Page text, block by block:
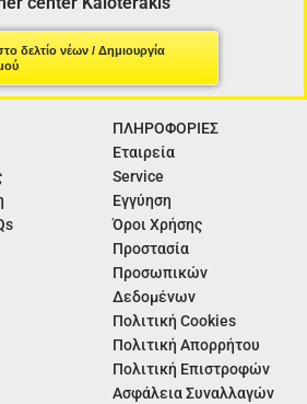
δελτίο νέων / Δημιουργία
ΠΛΗΡΟΦΟΡΙΕΣ
Εταιρεία
Service
Εγγύηση
Όροι Χρήσης
Προστασία
Προσωπικών
Δεδομένων
Πολιτική Cookies
Πολιτική Απορρήτου
Πολιτική Επιστροφών
Ασφάλεια Συναλλαγών